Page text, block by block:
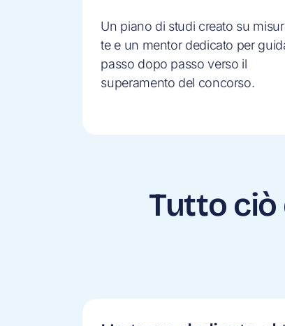
Un piano di studi creato su
te e un mentor dedicato per
passo dopo passo verso il
superamento del concorso.
Tutto ciò